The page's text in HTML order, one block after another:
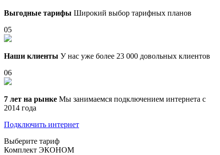
Выгодные тарифы Широкий выбор тарифных планов
05
Наши клиенты У нас уже более 23 000 довольных клиентов
06
7 лет на рынке Мы занимаемся подключением интернета с
2014 года
Подключить интернет
Выберите тариф
Комплект ЭКОНОМ